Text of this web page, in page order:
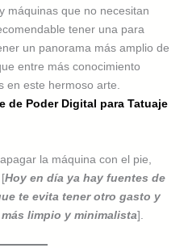
máquinas que no necesitan
tener una para
un panorama más amplio de
entre más conocimiento
en este hermoso arte.
de Poder Digital para Tatuaje
la máquina con el pie,
Hoy en día ya hay fuentes de
te evita tener otro gasto y
limpio y minimalista].